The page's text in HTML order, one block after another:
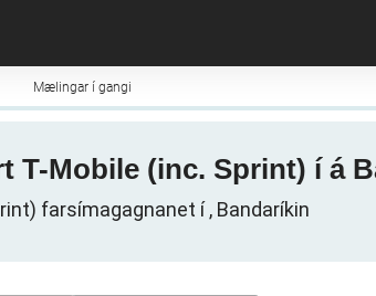
Mælingar í gangi
T-Mobile (inc. Sprint) í á
farsímagagnanet í , Bandaríkin